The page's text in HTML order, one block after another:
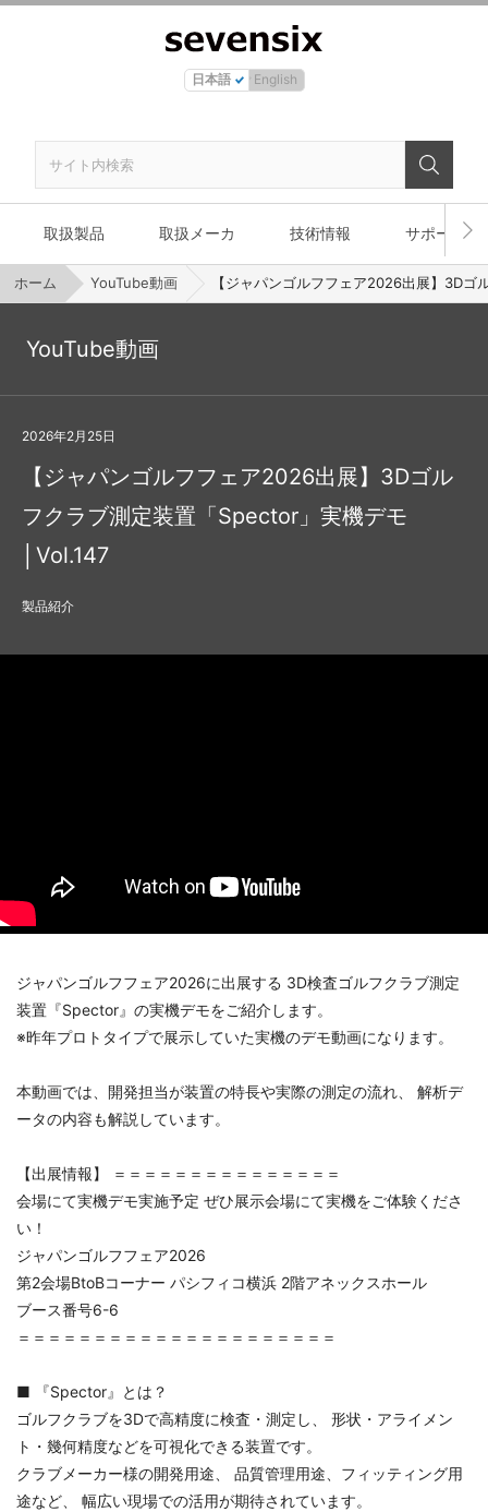
日本語 English
取扱製品 取扱メーカ 技術情報 サポート
ホーム YouTube動画 【ジャパンゴルフフェア2026出展】3D
YouTube動画
【ジャパンゴルフフェア2026出展】3Dゴル
フクラブ測定装置「Spector」実機デモ
│Vol.147
製品紹介
2026年2月25日
ジャパンゴルフフェア2026に出展する 3D検査ゴルフクラブ測定
装置『Spector』の実機デモをご紹介します。
※昨年プロトタイプで展示していた実機のデモ動画になります。
本動画では、開発担当が装置の特長や実際の測定の流れ、 解析デ
ータの内容も解説しています。
【出展情報】 ＝＝＝＝＝＝＝＝＝＝＝＝＝＝＝
会場にて実機デモ実施予定 ぜひ展示会場にて実機をご体験くださ
い！
ジャパンゴルフフェア2026
第2会場BtoBコーナー パシフィコ横浜 2階アネックスホール
ブース番号6-6
＝＝＝＝＝＝＝＝＝＝＝＝＝＝＝＝＝＝＝＝＝
■ 『Spector』とは？
ゴルフクラブを3Dで高精度に検査・測定し、 形状・アライメン
ト・幾何精度などを可視化できる装置です。
クラブメーカー様の開発用途、 品質管理用途、フィッティング用
途など、 幅広い現場での活用が期待されています。